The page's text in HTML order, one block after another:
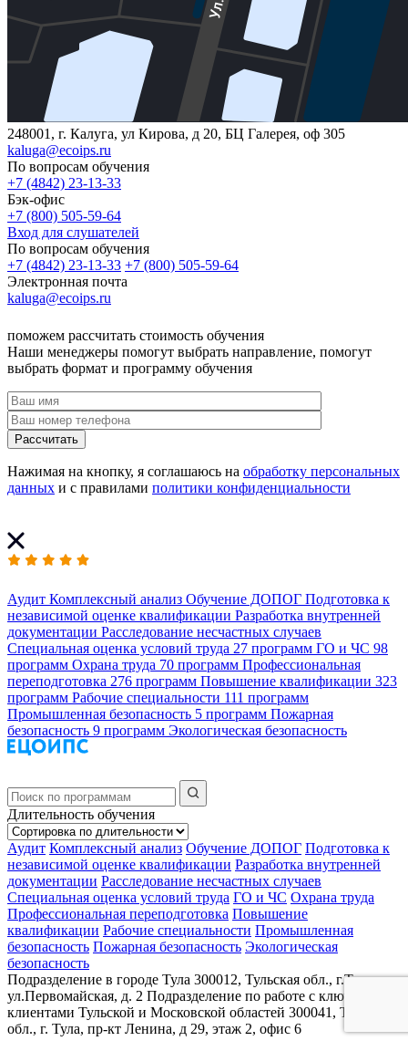
248001, г. Калуга, ул Кирова, д 20, БЦ Галерея, оф 305
kaluga@ecoips.ru
По вопросам обучения
+7 (4842) 23-13-33
Бэк-офис
+7 (800) 505-59-64
Вход для слушателей
По вопросам обучения
+7 (4842) 23-13-33 +7 (800) 505-59-64
Электронная почта
kaluga@ecoips.ru
поможем рассчитать стоимость обучения
Наши менеджеры помогут выбрать направление, помогут
выбрать формат и программу обучения
Рассчитать
Нажимая на кнопку, я соглашаюсь на обработку персональных
данных и с правилами политики конфиденциальности
Аудит Комплексный анализ Обучение ДОПОГ Подготовка к
независимой оценке квалификации Разработка внутренней
документации Расследование несчастных случаев
Специальная оценка условий труда 27 программ ГО и ЧС 98
программ Охрана труда 70 программ Профессиональная
переподготовка 276 программ Повышение квалификации 323
программ Рабочие специальности 111 программ
Промышленная безопасность 5 программ Пожарная
безопасность 9 программ Экологическая безопасность
Длительность обучения
Аудит Комплексный анализ Обучение ДОПОГ Подготовка к
независимой оценке квалификации Разработка внутренней
документации Расследование несчастных случаев
Специальная оценка условий труда ГО и ЧС Охрана труда
Профессиональная переподготовка Повышение
квалификации Рабочие специальности Промышленная
безопасность Пожарная безопасность Экологическая
безопасность
Подразделение в городе Тула 300012, Тульская обл., г.Тула,
ул.Первомайская, д. 2 Подразделение по работе с ключевыми
клиентами Тульской и Московской областей 300041, Тульская
обл., г. Тула, пр-кт Ленина, д 29, этаж 2, офис 6